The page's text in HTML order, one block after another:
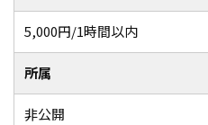
5,000円/1時間以内
所属
非公開